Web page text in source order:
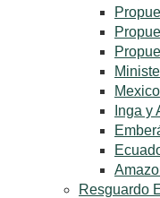
Mexico
Inga y
Resguardo